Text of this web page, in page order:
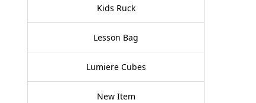
Kids Ruck
Lesson Bag
Lumiere Cubes
New Item